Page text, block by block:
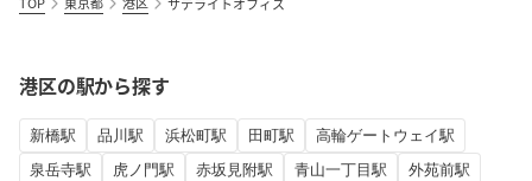
港区の駅から探す
新橋駅 品川駅 浜松町駅 田町駅
高輪ゲートウェイ駅
泉岳寺駅
虎ノ門駅 赤坂見附駅 青山一丁目駅 外苑前駅